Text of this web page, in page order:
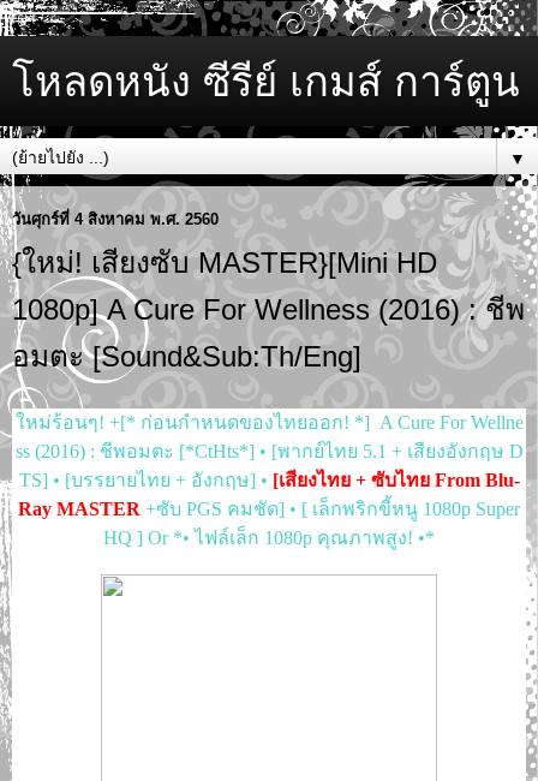
โหลดหนัง ซีรีย์ เกมส์ การ์ตูน
▼
วันศุกร์ที่ 4 สิงหาคม พ.ศ. 2560
{ใหม่! เสียงซับ MASTER}[Mini HD
1080p] A Cure For Wellness (2016) : ชีพ
อมตะ [Sound&Sub:Th/Eng]
ใหม่ร้อนๆ! +[* ก่อนกำหนดของไทยออก! *] A Cure For Wellne
ss (2016) : ชีพอมตะ [*CtHts*] • [พากย์ไทย 5.1 + เสียงอังกฤษ D
TS] • [บรรยายไทย + อังกฤษ] • [เสียงไทย + ซับไทย From Blu-
Ray MASTER +ซับ PGS คมชัด] • [ เล็กพริกขี้หนู 1080p Super
HQ ] Or *• ไฟล์เล็ก 1080p คุณภาพสูง! •*